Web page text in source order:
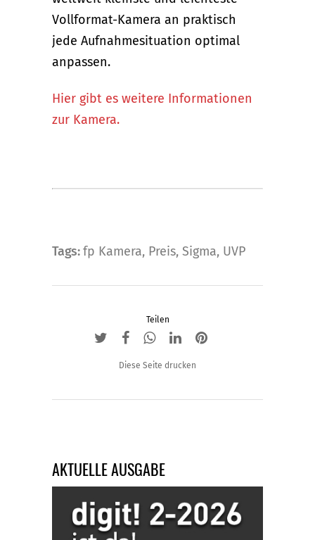
Vollformat-Kamera an praktisch
jede Aufnahmesituation optimal
anpassen.
Hier gibt es weitere Informationen
zur Kamera.
Tags: fp Kamera, Preis, Sigma, UVP
Teilen
Diese Seite drucken
AKTUELLE AUSGABE